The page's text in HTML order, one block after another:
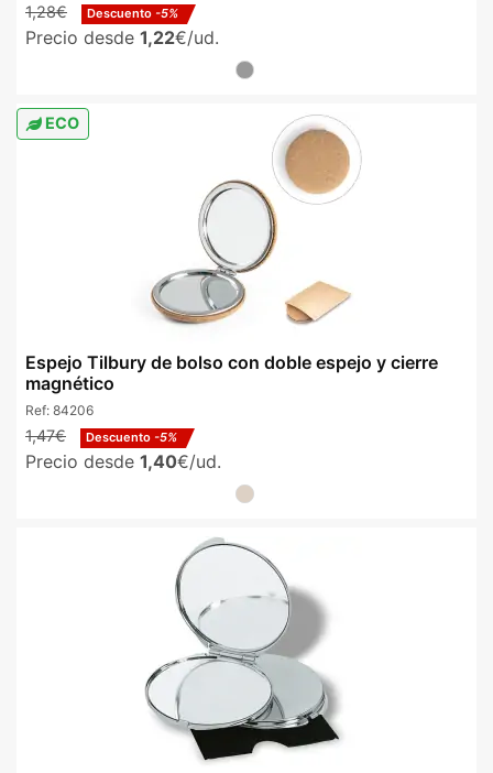
1,28€ Descuento -5%
Precio desde 1,22€/ud.
ECO
Espejo Tilbury de bolso con doble espejo y cierre
magnético
Ref: 84206
1,47€ Descuento -5%
Precio desde 1,40€/ud.